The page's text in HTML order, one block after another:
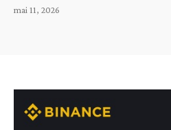
mai 11, 2026